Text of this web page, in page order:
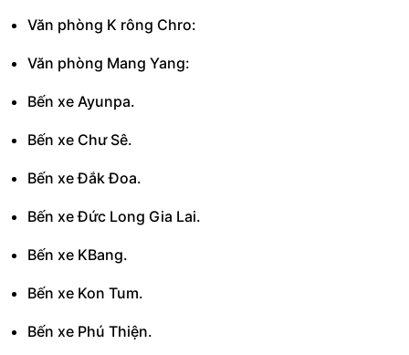
Văn phòng K rông Chro:
Văn phòng Mang Yang:
Bến xe Ayunpa.
Bến xe Chư Sê.
Bến xe Đắk Đoa.
Bến xe Đức Long Gia Lai.
Bến xe KBang.
Bến xe Kon Tum.
Bến xe Phú Thiện.